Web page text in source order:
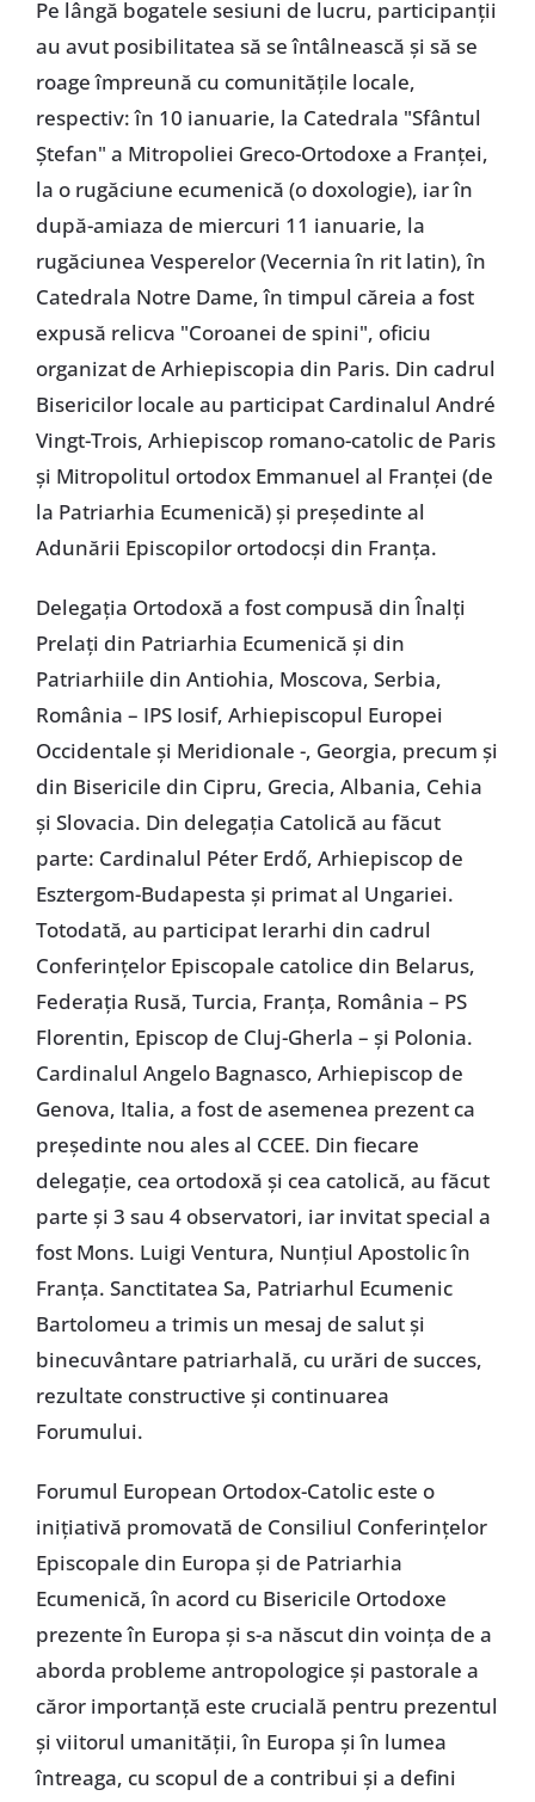
Pe lângă bogatele sesiuni de lucru, participanții
au avut posibilitatea să se întâlnească și să se
roage împreună cu comunitățile locale,
respectiv: în 10 ianuarie, la Catedrala "Sfântul
Ștefan" a Mitropoliei Greco-Ortodoxe a Franței,
la o rugăciune ecumenică (o doxologie), iar în
după-amiaza de miercuri 11 ianuarie, la
rugăciunea Vesperelor (Vecernia în rit latin), în
Catedrala Notre Dame, în timpul căreia a fost
expusă relicva "Coroanei de spini", oficiu
organizat de Arhiepiscopia din Paris. Din cadrul
Bisericilor locale au participat Cardinalul André
Vingt-Trois, Arhiepiscop romano-catolic de Paris
și Mitropolitul ortodox Emmanuel al Franței (de
la Patriarhia Ecumenică) și președinte al
Adunării Episcopilor ortodocși din Franța.
Delegația Ortodoxă a fost compusă din Înalți
Prelați din Patriarhia Ecumenică și din
Patriarhiile din Antiohia, Moscova, Serbia,
România – IPS Iosif, Arhiepiscopul Europei
Occidentale și Meridionale -, Georgia, precum și
din Bisericile din Cipru, Grecia, Albania, Cehia
și Slovacia. Din delegația Catolică au făcut
parte: Cardinalul Péter Erdő, Arhiepiscop de
Esztergom-Budapesta și primat al Ungariei.
Totodată, au participat Ierarhi din cadrul
Conferințelor Episcopale catolice din Belarus,
Federația Rusă, Turcia, Franța, România – PS
Florentin, Episcop de Cluj-Gherla – și Polonia.
Cardinalul Angelo Bagnasco, Arhiepiscop de
Genova, Italia, a fost de asemenea prezent ca
președinte nou ales al CCEE. Din fiecare
delegație, cea ortodoxă și cea catolică, au făcut
parte și 3 sau 4 observatori, iar invitat special a
fost Mons. Luigi Ventura, Nunțiul Apostolic în
Franța. Sanctitatea Sa, Patriarhul Ecumenic
Bartolomeu a trimis un mesaj de salut și
binecuvântare patriarhală, cu urări de succes,
rezultate constructive și continuarea
Forumului.
Forumul European Ortodox-Catolic este o
inițiativă promovată de Consiliul Conferințelor
Episcopale din Europa și de Patriarhia
Ecumenică, în acord cu Bisericile Ortodoxe
prezente în Europa și s-a născut din voința de a
aborda probleme antropologice și pastorale a
căror importanță este crucială pentru prezentul
și viitorul umanității, în Europa și în lumea
întreaga, cu scopul de a contribui și a defini